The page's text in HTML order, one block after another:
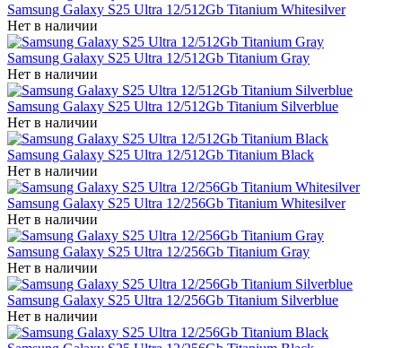
Samsung Galaxy S25 Ultra 12/512Gb Titanium Whitesilver
Нет в наличии
Samsung Galaxy S25 Ultra 12/512Gb Titanium Gray
Нет в наличии
Samsung Galaxy S25 Ultra 12/512Gb Titanium Silverblue
Нет в наличии
Samsung Galaxy S25 Ultra 12/512Gb Titanium Black
Нет в наличии
Samsung Galaxy S25 Ultra 12/256Gb Titanium Whitesilver
Нет в наличии
Samsung Galaxy S25 Ultra 12/256Gb Titanium Gray
Нет в наличии
Samsung Galaxy S25 Ultra 12/256Gb Titanium Silverblue
Нет в наличии